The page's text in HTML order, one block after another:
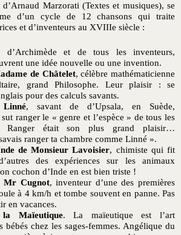
Marzorati (Textes et musiques), se
d’un cycle de 12 chansons qui traite
et d’inventeurs au XVIIIe siècle :
et de tous les inventeurs,
une idée nouvelle ou une invention.
de Châtelet, célèbre mathématicienne
grand Philosophe. Leur plaisir : se
pour des calculs savants.
, savant de d’Upsala, en Suède,
ranger le « genre et l’espèce » de tous les
Ranger était son plus grand plaisir…
ranger ta chambre comme Linné ».
de Monsieur Lavoisier, chimiste qui fit
des expériences sur les animaux
cochon d’Inde en est bien triste !
Mr Cugnot, inventeur d’une des premières
à 4 km/h et tombe souvent en panne. Pas
en vacances.
Maïeutique. La maïeutique est l’art
bébés chez les sages-femmes. Angélique du